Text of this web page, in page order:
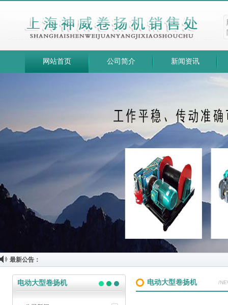
网站首页 公司简介 新闻资讯
最新公告：
电动大型卷扬机 电动大型卷扬机 /